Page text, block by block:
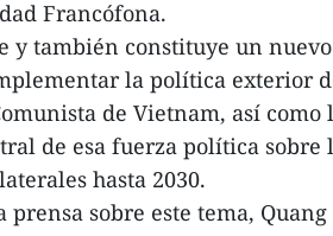
Francófona.
y también constituye un
la política exterior
de Vietnam, así como
de esa fuerza política sobre
hasta 2030.
sobre este tema,